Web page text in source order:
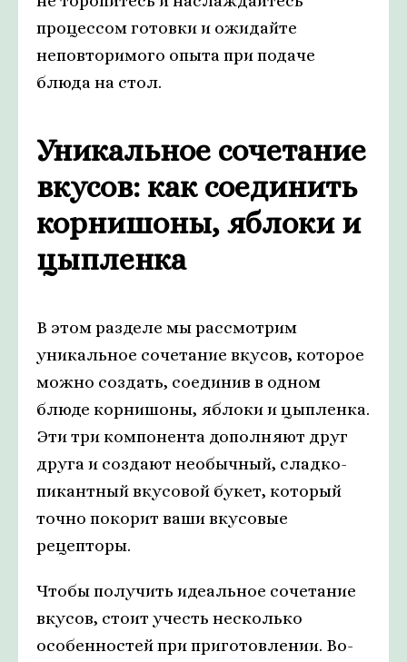
процессом готовки и ожидайте
неповторимого опыта при подаче
блюда на стол.
Уникальное сочетание
вкусов: как соединить
корнишоны, яблоки и
цыпленка
В этом разделе мы рассмотрим
уникальное сочетание вкусов, которое
можно создать, соединив в одном
блюде корнишоны, яблоки и цыпленка.
Эти три компонента дополняют друг
друга и создают необычный, сладко-
пикантный вкусовой букет, который
точно покорит ваши вкусовые
рецепторы.
Чтобы получить идеальное сочетание
вкусов, стоит учесть несколько
особенностей при приготовлении. Во-